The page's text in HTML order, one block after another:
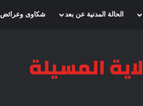
الحالة المدنية عن بعد شكاوى وعرائض